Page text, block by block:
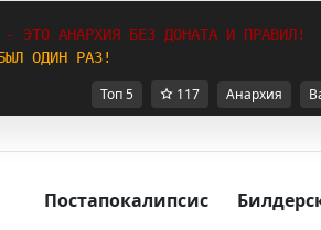
- ЭТО АНАРХИЯ БЕЗ ДОНАТА И ПРАВИЛ!
ОДИН РАЗ!
Топ 5 117 Анархия
Постапокалипсис